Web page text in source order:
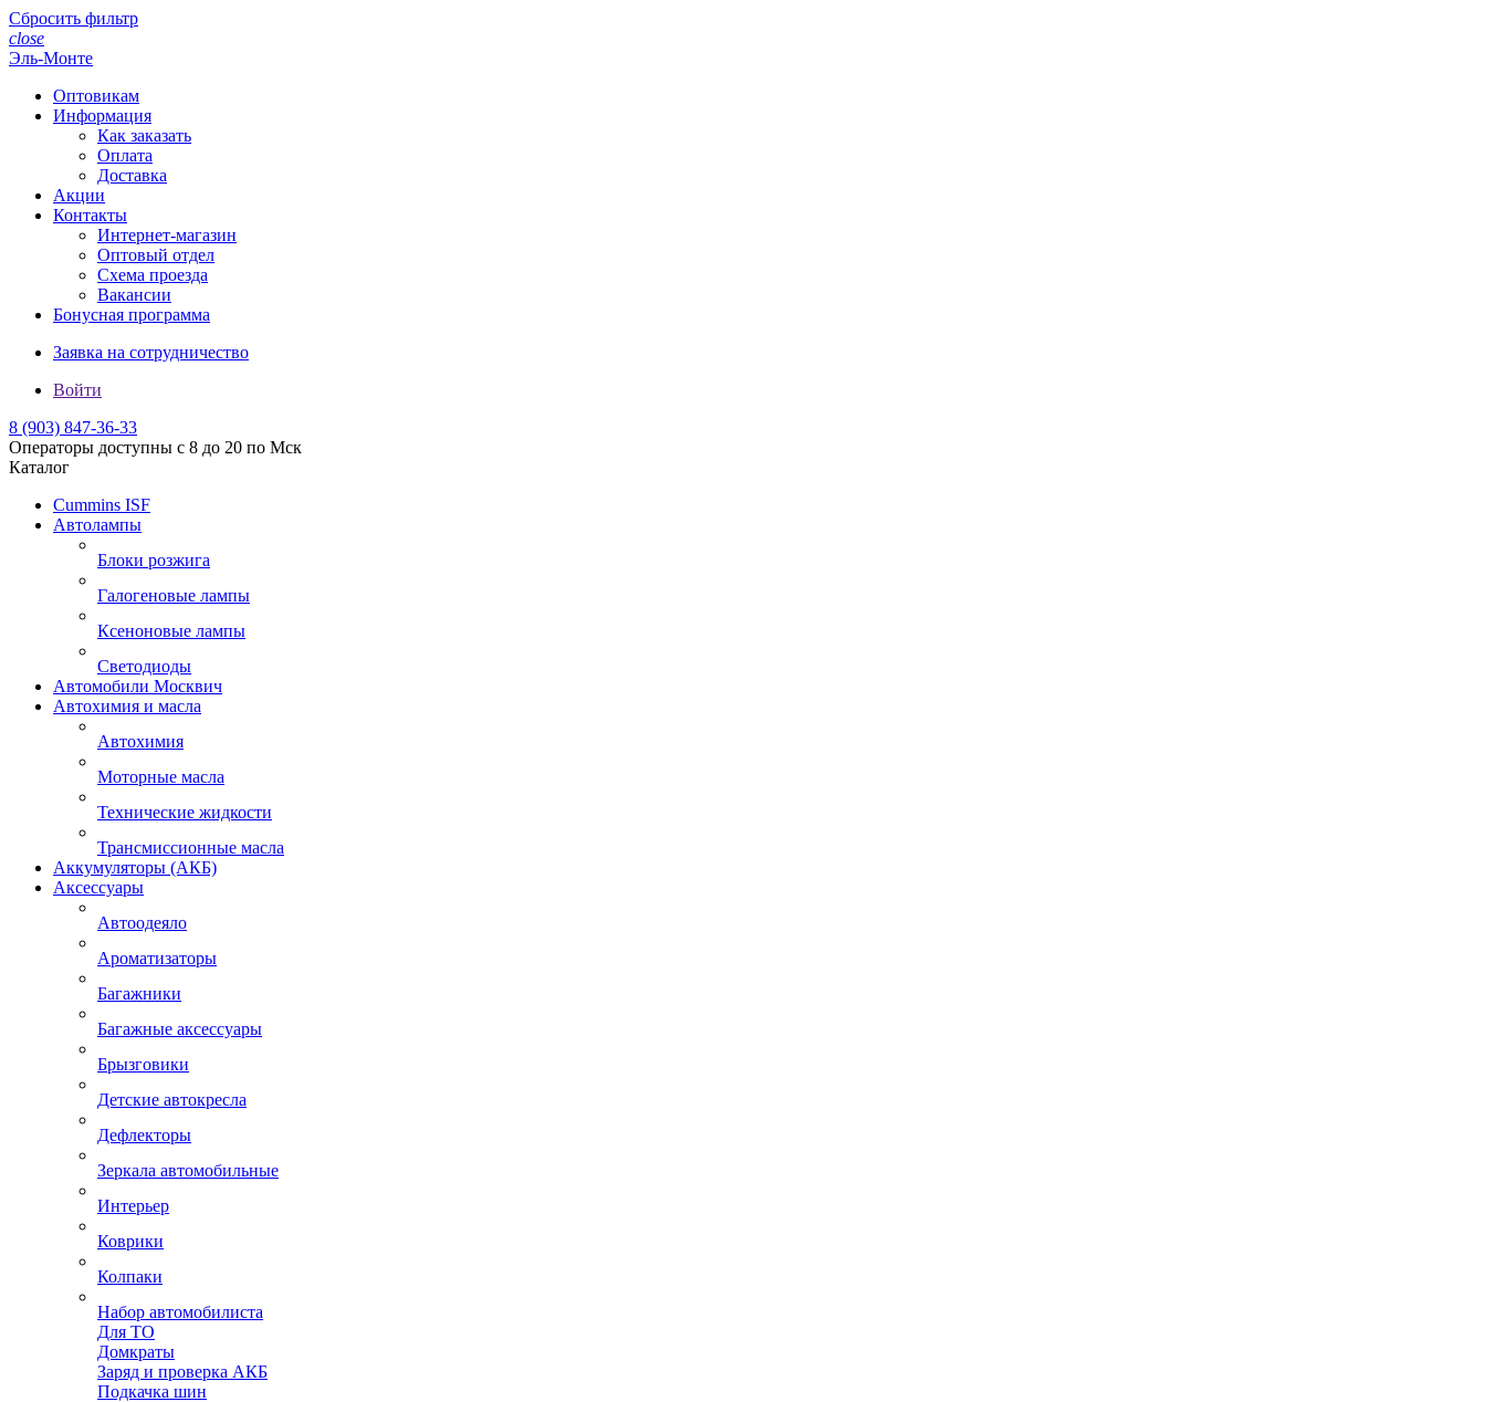
Сбросить фильтр
close
Эль-Монте
Оптовикам
Информация
Как заказать
Оплата
Доставка
Акции
Контакты
Интернет-магазин
Оптовый отдел
Схема проезда
Вакансии
Бонусная программа
Заявка на сотрудничество
Войти
8 (903) 847-36-33
Операторы доступны с 8 до 20 по Мск
Каталог
Cummins ISF
Автолампы
Блоки розжига
Галогеновые лампы
Ксеноновые лампы
Светодиоды
Автомобили Москвич
Автохимия и масла
Автохимия
Моторные масла
Технические жидкости
Трансмиссионные масла
Аккумуляторы (АКБ)
Аксессуары
Автоодеяло
Ароматизаторы
Багажники
Багажные аксессуары
Брызговики
Детские автокресла
Дефлекторы
Зеркала автомобильные
Интерьер
Коврики
Колпаки
Набор автомобилиста
Для ТО
Домкраты
Заряд и проверка АКБ
Подкачка шин